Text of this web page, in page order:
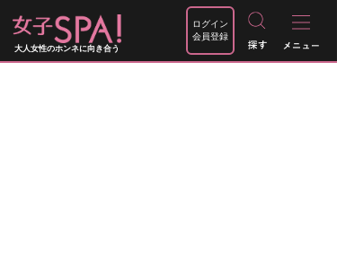
大人女性のホンネに向き合う
ログイン
会員登録